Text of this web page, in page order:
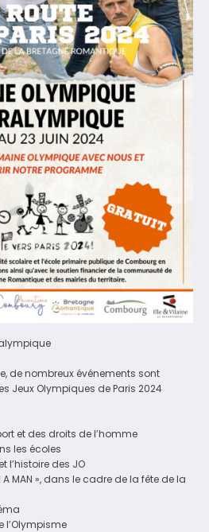
de nombreux événements sont
Jeux Olympiques de Paris 2024
et des droits de l’homme
les écoles
l’histoire des JO
A MAN », dans le cadre de la fête de la
l’Olympisme